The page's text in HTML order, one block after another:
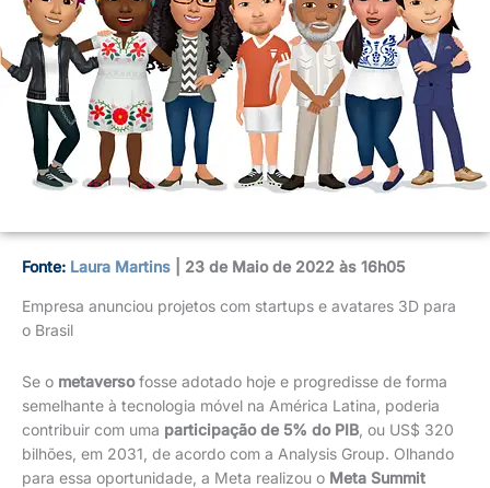
Fonte: Laura Martins | 23 de Maio de 2022 às 16h05
Empresa anunciou projetos com startups e avatares 3D para
o Brasil
Se o metaversofosse adotado hoje e progredisse de forma
semelhante à tecnologia móvel na América Latina, poderia
contribuir com uma participação de 5% do PIB , ou US$ 320
bilhões, em 2031, de acordo com a Analysis Group. Olhando
para essa oportunidade, a Meta realizou o Meta Summit